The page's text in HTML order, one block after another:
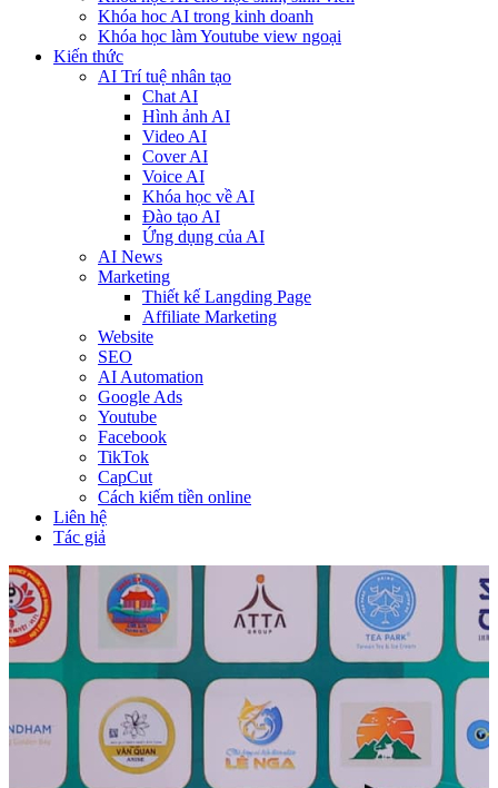
Khóa hoc AI trong kinh doanh
Khóa học làm Youtube view ngoại
Kiến thức
AI Trí tuệ nhân tạo
Chat AI
Hình ảnh AI
Video AI
Cover AI
Voice AI
Khóa học về AI
Đào tạo AI
Ứng dụng của AI
AI News
Marketing
Thiết kế Langding Page
Affiliate Marketing
Website
SEO
AI Automation
Google Ads
Youtube
Facebook
TikTok
CapCut
Cách kiếm tiền online
Liên hệ
Tác giả